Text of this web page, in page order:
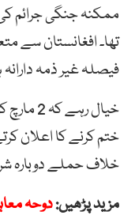
ممکنہ جنگی جرائم
تھا۔ افغانستان سے
فیصلہ غیر ذمہ
خیال
ختم کرنے کا اعلان
خلاف حملے دوبارہ
مزید پڑھیں:دوحہ